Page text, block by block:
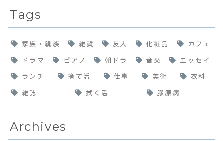
Tags
家族・親族 雑貨 友人 化粧品 カフェ
ドラマ ピアノ 朝ドラ 音楽 エッセイ
ランチ 捨て活 仕事 美術 衣料
雑誌 拭く活 膠原病
Archives